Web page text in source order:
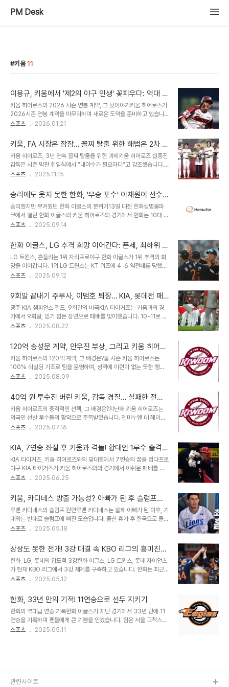
PM Desk
키움 11
이용규, 키움에서 '제2의 야구 인생' 꽃피우다: 억대 연
봉 보장과 플레잉 코치 역할
키움 히어로즈의 2026 시즌 연봉 계약, 그 뒷이야기키움 히어로즈가
2026시즌 연봉 계약을 마무리하며 새로운 도약을 준비하고 있습니
다. 3년 연속 최하위라는 어려운 시기를 겪었지만, 팀은 선수들의 노
잉 코치로 팀에 헌신할 이용규 선수에게 억대 연봉을 보장하며, 그의
리더십과 헌신에 대한 존경을 표했습니다. 이번 계약은 단순히 금전적
인 보상을 넘어, 선수와 구단 간의 끈끈한 유대감을 보여주는 사례입니
다. 이용규, 14경기 출전에도 억대 연봉을 받게 된 비결이용규 선수는
2025시즌 14경기 출전에 그쳤음에도 불구하고 억대 연봉을 받는 파
이 평가한 결과입니다. 20..
스포츠 2026.01.21
키움, FA 시장은 잠잠… 꼴찌 탈출 위한 해법은 2차 드
래프트?
키움 히어로즈, 3년 연속 꼴찌 탈출을 위한 과제키움 히어로즈 설종진
감독은 시즌 막판 취임식에서 “내야수가 필요하다”고 강조했습니다.
3년 연속 꼴찌라는 뼈아픈 현실 앞에서 키움은 전 포지션에 걸쳐 대대
감독의 요구에도 불구하고, 키움은 이번 FA 시장에서 최대어인 박찬
호 영입에 큰 관심을 보이지 않았습니다. 원 소속 구단인 KIA 타이거
즈와 롯데 자이언츠가 내부 사정으로 소극적이었던 것과는 대조적입
니다. 키움은 2024-2025 FA 시장에서도 한 야수에게 투자하려다
발을 뺀 전례가 있습니다. 경쟁균형세 도입과 키움의 재정 상황2027
송성문 선수의 메이저리그..
스포츠 2025.11.15
승리에도 웃지 못한 한화, '우승 포수' 이재원이 선수
단을 소집한 이유는?
승리했지만 무거웠던 한화 이글스의 분위기13일 대전 한화생명볼파
크에서 열린 한화 이글스와 키움 히어로즈의 경기에서 한화는 10대 5
로 승리했습니다. 4회말 선취점을 낸 한화는 5회말 타자 일순 하며 순
하고 한화 선수단의 분위기는 무거웠습니다. 점수를 내는 과정에서 아
찔한 장면이 연출되었기 때문입니다. 김태연 선수 부상, 경기 분위기를
가라앉히다5회말, 김태연 선수가 키움 하영민 투수의 공에 안면부를
맞고 쓰러지는 아찔한 상황이 발생했습니다. 김경문 한화 감독을 비롯
해 선수들 모두가 걱정하며 지켜봤습니다. 하영민 투수는 헤드샷 규정
이닝, 만루 홈런… 그러나 씁쓸했던 ..
스포츠 2025.09.14
한화 이글스, LG 추격 희망 이어간다: 폰세, 최하위 키
움 상대로 압도적인 스윕 도전!
LG 트윈스, 흔들리는 1위 자리프로야구 한화 이글스가 1위 추격의 희
망을 이어갑니다. 1위 LG 트윈스는 KT 위즈에 4-6 역전패를 당했습
니다. 한화와 LG의 승차는 3.5경기 차이로 줄어들었습니다. 한화, 막
니다. 한화는 최근 6경기에서 5승1패로 상승세를 타고 있습니다. 또
오는 26~28일 대전에서 LG와 3연전 맞대결이 있기 때문입니다. 한
화는 LG를 3경기 차 내외로 추격하면 막판 3연전에서 승부를 걸어볼
수 있기 때문입니다. 키움, 한화에게는 12승 1패의 압도적인 상대달콤
한 휴식을 가지며 승차가 줄어든 한화는 12일 대전에서 최하위 키움과
의 ..
스포츠 2025.09.12
9회말 끝내기 주루사, 이범호 퇴장… KIA, 롯데전 패
배로 6위 추락
광주 KIA 챔피언스 필드, 9회말의 비극KIA 타이거즈는 키움과의 경
기에서 9회말, 믿기 힘든 장면으로 패배를 맞이했습니다. 10-11로 뒤
진 상황에서 김호령의 안타로 불씨를 살렸지만, 이어진 박정우의 주루
반 실책성 플레이와 선발 투수의 부진으로 어려운 흐름을 보였지만,
KIA는 불펜과 타선의 분전으로 끈질기게 따라붙으며 승리의 희망을
놓지 않았습니다. 엇갈린 희비, 박정우의 2년 연속 끝내기 주루사결정
적인 순간, 박정우의 주루 플레이가 아쉬움을 남겼습니다. 2루 주자였
던 박정우는 임지열의 타구를 보고 너무 앞서 나갔고, 결국 아웃되며
픈 끝내기 주루사였습니다. 지난해..
스포츠 2025.08.22
120억 송성문 계약, 안우진 부상, 그리고 키움 히어로
즈: 팬심을 잃은 구단, 무엇을 보여주려 하는가?
키움 히어로즈의 120억 계약, 그 배경은?올 시즌 키움 히어로즈는
100% 리빌딩 기조로 팀을 운영하며, 성적에 미련이 없는 듯한 행보
를 보였습니다. 외국인 투수들을 보류권 없이 풀어주는 등 전력 누수를
후, 홍원기 감독을 경질하고 단장과 수석코치까지 동시 해임하며 분위
기 쇄신을 시도했습니다. 특히, 120억 원의 비FA 다년 계약을 송성문
선수와 체결하며, 팬들과 리그에 충격을 안겼습니다. 키움, 왜 갑자기
120억 계약을 맺었을까?키움은 4월부터 이 계약을 준비해왔다고 강
조하며, 즉흥적인 결정이 아님을 시사했습니다. 이는 전반기에도 전력
스팅의 문을 열어두겠다는..
스포츠 2025.08.09
40억 원 투수진 버린 키움, 감독 경질… 실패한 전략,
책임은 누구에게?
키움 히어로즈의 충격적인 선택, 그 배경은?지난해 키움 히어로즈는
외국인 선발 투수들의 활약으로 주목받았습니다. 엔마누엘 데 헤이수
스와 아리엘 후라도는 10승 이상을 거두며 팀의 핵심 전력으로 자리매
속 30경기 등판, 180이닝 이상을 던져주는 철완의 면모를 과시했습
니다. 헤이수스 역시 13승을 거두며 맹활약했습니다. 그러나 키움은
이 두 선수와의 재계약을 포기하는, 충격적인 결정을 내렸습니다. 이는
팀의 전력 약화로 이어졌고, 많은 야구 관계자들의 의문을 자아냈습니
다. 40억 원 투수진, 왜 버려졌나? - 구단의 입장과 현실구단은 팀 타
니다. 하지만, 현장에서는 다..
스포츠 2025.07.16
KIA, 7연승 좌절 후 키움과 격돌! 황대인 1루수 출격,
웰스 KBO 데뷔전
KIA 타이거즈, 키움 히어로즈와의 맞대결에서 7연승의 꿈을 접다프로
야구 KIA 타이거즈가 키움 히어로즈와의 경기에서 아쉬운 패배를 맛
보며 6연승 상승세가 멈췄습니다. 25일 고척 스카이돔에서 열린 경기
앞서 나갔지만, 선발 윤영철의 부진과 성영탁의 결승 스리런 홈런 허용
으로 6-9로 역전패했습니다. 이날 경기는 KIA에게 뼈아픈 패배였지
만, 곧 다가올 경기를 향한 새로운 도전을 예고하는 계기가 되었습니
다. 황대인, 1루수로 선발 출장! KIA의 공격력 강화KIA는 25일 경기
에서 이창진(좌익수), 박찬호(유격수), 위즈덤(3루수), 최형우(지명타
발 라인..
스포츠 2025.06.25
키움, 카디네스 방출 가능성? 아빠가 된 후 슬럼프에
빠진 그의 성적은?
루벤 카디네스의 슬럼프 원인루벤 카디네스는 올해 아빠가 된 이후, 기
대와는 반대로 슬럼프에 빠진 모습입니다. 출산 휴가 후 한국으로 돌아
온 그는 28경기에서 겨우 0.182의 타율을 기록하며 1홈런에 그쳤습
빠가 된 후에도 뛰어난 성적을 이어가고 있습니다. 카디네스는 출산 후
미국에 있는 가족이 그리워 경기 집중력이 떨어진 것으로 보입니다. 이
러한 상황에서, 키움은 그를 방출할 가능성을 고민하고 있습니다. 키움
의 외인 영입과 카디네스의 위치키움은 현재 투수 라울 알칸타라를 영
입할 계획을 세우고 있습니다. 이 경우 카디네스와 야시엘 푸이그 중
서 임시로 뛰었지만, 허리 부..
스포츠 2025.05.18
상상도 못한 전개! 3강 대결 속 KBO 리그의 흥미진진
한 순위 싸움
한화, LG, 롯데의 압도적 3강한화 이글스, LG 트윈스, 롯데 자이언츠
가 현재 KBO 리그에서 3강 체제를 구축하고 있습니다. 한화는 최근
33년 만에 11연승을 기록하며 1위에 오르며, 팀타율 2할5푼2리를 기
성적은 코디 폰세와 류현진 등 막강 선발진의 힘이 큰 역할을 하고 있
습니다. LG는 초반 1강으로 군림하다가 2위로 내려왔지만, 다시 삼성
라이온즈를 상대로 3연승을 이어가며 1위 탈환을 노리고 있습니다. 롯
데는 선발진의 부진 속에서도 팀타율 2할8푼6리로 전체 1위를 기록
하며 좋은 성적을 이어가고 있습니다. 중위권 팀들의 치열한 경쟁현재
스포츠 2025.05.12
한화, 33년 만의 기적! 11연승으로 선두 지키기
한화의 역대급 연승 기록한화 이글스가 지난 경기에서 33년 만에 11
연승을 기록하며 팬들에게 큰 기쁨을 안겼습니다. 팀은 서울 고척스카
이돔에서 키움 히어로즈를 9-1로 이겼으며, 이는 1992년 5월 이후
의 안타로 첫 점수를 기록하며 기세를 올렸습니다. 이후 문현빈의 외야
스포츠 2025.05.11
관련사이트